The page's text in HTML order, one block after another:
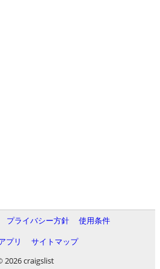
プライバシー方針
使用条件
プリ
サイトマップ
2026 craigslist